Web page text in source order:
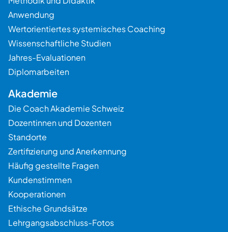
Anwendung
Wertorientiertes systemisches Coaching
Wissenschaftliche Studien
Jahres-Evaluationen
Diplomarbeiten
Akademie
Die Coach Akademie Schweiz
Dozentinnen und Dozenten
Standorte
Zertifizierung und Anerkennung
Häufig gestellte Fragen
Kundenstimmen
Kooperationen
Ethische Grundsätze
Lehrgangsabschluss-Fotos